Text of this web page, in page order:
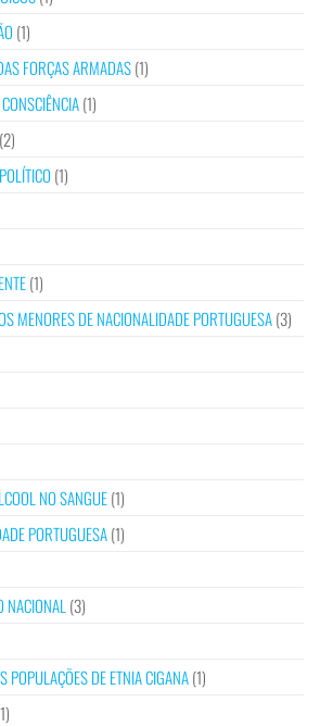
(1)
FORÇAS ARMADAS(1)
(1)
(2)
(1)
(1)
MENORES DE NACIONALIDADE PORTUGUESA(3)
NO SANGUE(1)
PORTUGUESA(1)
NACIONAL (3)
POPULAÇÕES DE ETNIA CIGANA(1)